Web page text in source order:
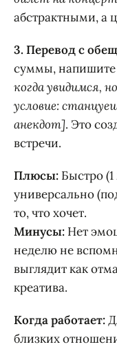
абстрактными, а
3. Перевод с
суммы,
когда увидимся,
условие:
анекдот]. Это
встречи.
Плюсы: Быстро
универсально
то, что хочет.
Минусы: Нет
неделю не
выглядит как
креатива.
Когда работает:
близких